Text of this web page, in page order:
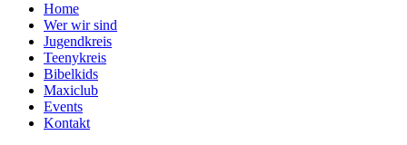
Home
Wer wir sind
Jugendkreis
Teenykreis
Bibelkids
Maxiclub
Events
Kontakt